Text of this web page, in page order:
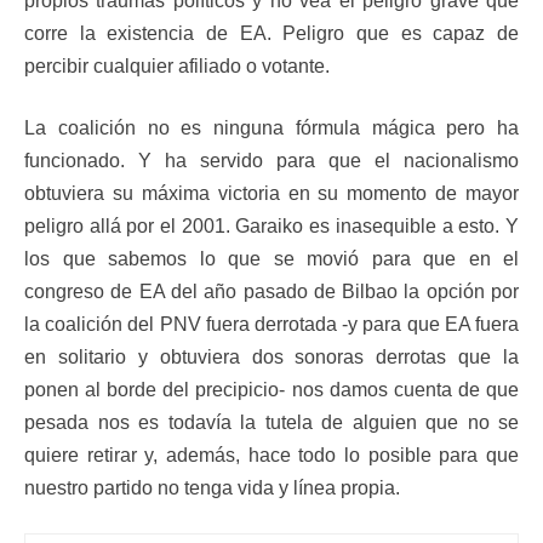
corre la existencia de EA. Peligro que es capaz de
percibir cualquier afiliado o votante.
La coalición no es ninguna fórmula mágica pero ha
funcionado. Y ha servido para que el nacionalismo
obtuviera su máxima victoria en su momento de mayor
peligro allá por el 2001. Garaiko es inasequible a esto. Y
los que sabemos lo que se movió para que en el
congreso de EA del año pasado de Bilbao la opción por
la coalición del PNV fuera derrotada -y para que EA fuera
en solitario y obtuviera dos sonoras derrotas que la
ponen al borde del precipicio- nos damos cuenta de que
pesada nos es todavía la tutela de alguien que no se
quiere retirar y, además, hace todo lo posible para que
nuestro partido no tenga vida y línea propia.